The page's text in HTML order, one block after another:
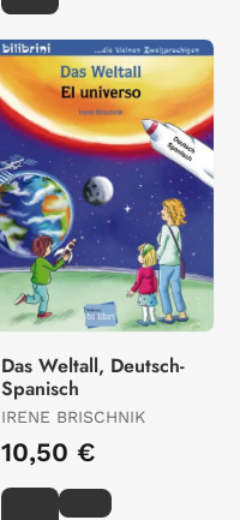
Das Weltall, Deutsch-
Spanisch
IRENE BRISCHNIK
10,50 €